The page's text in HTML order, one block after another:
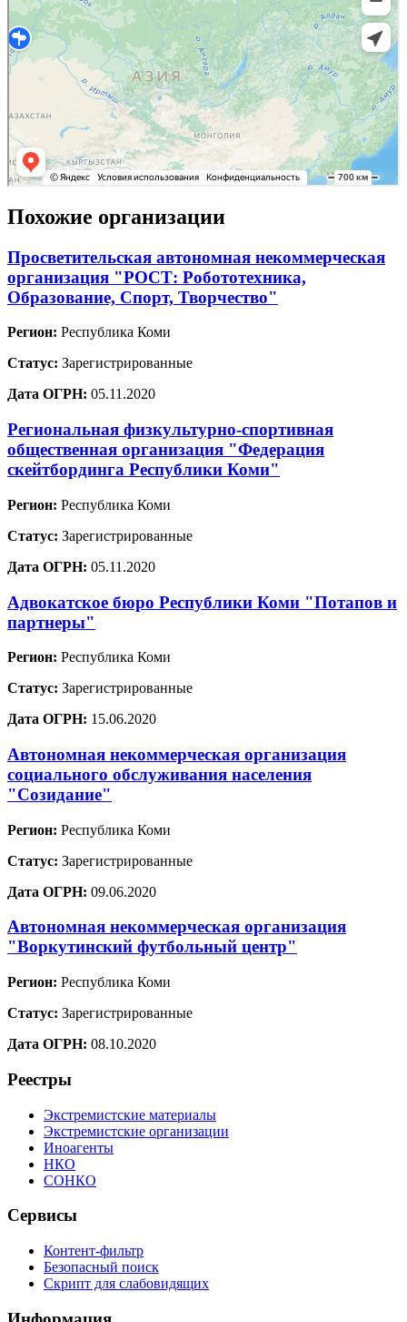
Похожие организации
Просветительская автономная некоммерческая
организация "РОСТ: Робототехника,
Образование, Спорт, Творчество"
Регион: Республика Коми
Статус: Зарегистрированные
Дата ОГРН: 05.11.2020
Региональная физкультурно-спортивная
общественная организация "Федерация
скейтбординга Республики Коми"
Регион: Республика Коми
Статус: Зарегистрированные
Дата ОГРН: 05.11.2020
Адвокатское бюро Республики Коми "Потапов и
партнеры"
Регион: Республика Коми
Статус: Зарегистрированные
Дата ОГРН: 15.06.2020
Автономная некоммерческая организация
социального обслуживания населения
"Созидание"
Регион: Республика Коми
Статус: Зарегистрированные
Дата ОГРН: 09.06.2020
Автономная некоммерческая организация
"Воркутинский футбольный центр"
Регион: Республика Коми
Статус: Зарегистрированные
Дата ОГРН: 08.10.2020
Реестры
Экстремистские материалы
Экстремистские организации
Иноагенты
НКО
СОНКО
Сервисы
Контент-фильтр
Безопасный поиск
Скрипт для слабовидящих